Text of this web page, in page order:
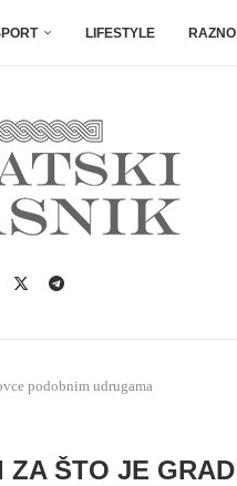
LIFESTYLE RAZNO
podobnim udrugama
ZA ŠTO JE GRAD